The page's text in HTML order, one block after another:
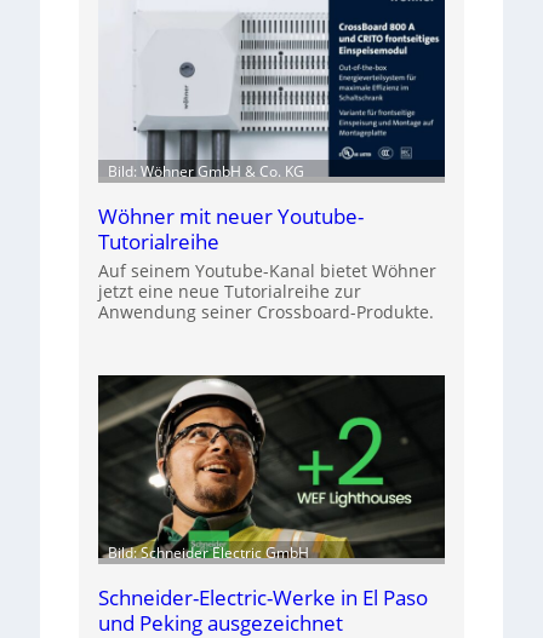
Bild: Wöhner GmbH & Co. KG
Wöhner mit neuer Youtube-
Tutorialreihe
Auf seinem Youtube-Kanal bietet Wöhner
jetzt eine neue Tutorialreihe zur
Anwendung seiner Crossboard-Produkte.
Bild: Schneider Electric GmbH
Schneider-Electric-Werke in El Paso
und Peking ausgezeichnet